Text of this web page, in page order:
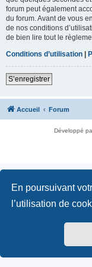
En poursuivant
l’utilisation de
forum peut également
du forum. Avant de vous
de nos conditions
de bien lire tout le
Conditions d’utilisation |
S’enregistrer
Accueil Forum
Développé